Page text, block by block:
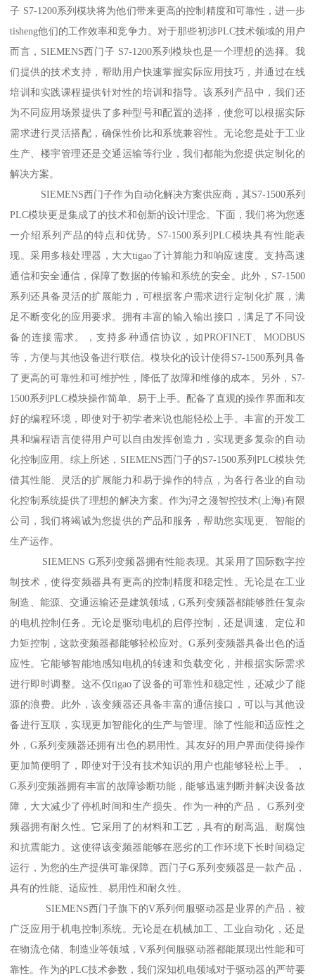
子 S7-1200系列模块将为他们带来更高的控制精度和可靠性，进一步
tisheng他们的工作效率和竞争力。对于那些初涉PLC技术领域的用户
而言，SIEMENS西门子 S7-1200系列模块也是一个理想的选择。我
们提供的技术支持，帮助用户快速掌握实际应用技巧，并通过在线
培训和实践课程提供针对性的培训和指导。该系列产品中，我们还
为不同应用场景提供了多种型号和配置的选择，使您可以根据实际
需求进行灵活搭配，确保性价比和系统兼容性。无论您是处于工业
生产、楼宇管理还是交通运输等行业，我们都能为您提供定制化的
解决方案。
SIEMENS西门子作为自动化解决方案供应商，其S7-1500系列
PLC模块更是集成了的技术和创新的设计理念。下面，我们将为您逐
一介绍系列产品的特点和优势。S7-1500系列PLC模块具有性能表
现。采用多核处理器，大大tigao了计算能力和响应速度。支持高速
通信和安全通信，保障了数据的传输和系统的安全。此外，S7-1500
系列还具备灵活的扩展能力，可根据客户需求进行定制化扩展，满
足不断变化的应用要求。拥有丰富的输入输出接口，满足了不同设
备的连接需求。，支持多种通信协议，如PROFINET、MODBUS
等，方便与其他设备进行联信。模块化的设计使得S7-1500系列具备
了更高的可靠性和可维护性，降低了故障和维修的成本。另外，S7-
1500系列PLC模块操作简单、易于上手。配备了直观的操作界面和友
好的编程环境，即使对于初学者来说也能轻松上手。丰富的开发工
具和编程语言使得用户可以自由发挥创造力，实现更多复杂的自动
化控制应用。综上所述，SIEMENS西门子的S7-1500系列PLC模块凭
借其性能、灵活的扩展能力和易于操作的特点，为各行各业的自动
化控制系统提供了理想的解决方案。作为浔之漫智控技术(上海)有限
公司，我们将竭诚为您提供的产品和服务，帮助您实现更、智能的
生产运作。
SIEMENS G系列变频器拥有性能表现。其采用了国际数字控
制技术，使得变频器具有更高的控制精度和稳定性。无论是在工业
制造、能源、交通运输还是建筑领域，G系列变频器都能够胜任复杂
的电机控制任务。无论是驱动电机的启停控制，还是调速、定位和
力矩控制，这款变频器都能够轻松应对。G系列变频器具备出色的适
应性。它能够智能地感知电机的转速和负载变化，并根据实际需求
进行即时调整。这不仅tigao了设备的可靠性和稳定性，还减少了能
源的浪费。此外，该变频器还具备丰富的通信接口，可以与其他设
备进行互联，实现更加智能化的生产与管理。除了性能和适应性之
外，G系列变频器还拥有出色的易用性。其友好的用户界面使得操作
更加简便明了，即使对于没有技术知识的用户也能够轻松上手。，
G系列变频器拥有丰富的故障诊断功能，能够迅速判断并解决设备故
障，大大减少了停机时间和生产损失。作为一种的产品， G系列变
频器拥有耐久性。它采用了的材料和工艺，具有的耐高温、耐腐蚀
和抗震能力。这使得该变频器能够在恶劣的工作环境下长时间稳定
运行，为您的生产提供可靠保障。西门子G系列变频器是一款产品，
具有的性能、适应性、易用性和耐久性。
SIEMENS西门子旗下的V系列伺服驱动器是业界的产品，被
广泛应用于机电控制系统。无论是在机械加工、工业自动化，还是
在物流仓储、制造业等领域，V系列伺服驱动器都能展现出性能和可
靠性。作为的PLC技术参数，我们深知机电领域对于驱动器的严苛要